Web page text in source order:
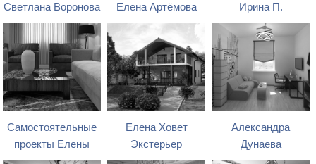
Светлана Воронова Елена Артёмова Ирина П.
Самостоятельные
проекты Елены
Елена Ховет
Экстерьер
Александра
Дунаева